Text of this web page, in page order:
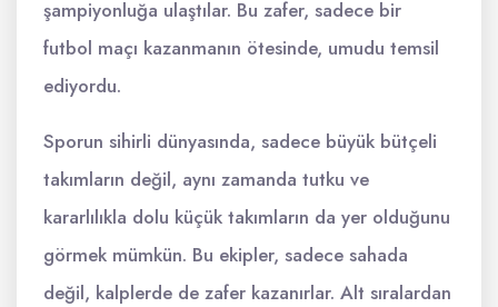
şampiyonluğa ulaştılar. Bu zafer, sadece bir
futbol maçı kazanmanın ötesinde, umudu temsil
ediyordu.
Sporun sihirli dünyasında, sadece büyük bütçeli
takımların değil, aynı zamanda tutku ve
kararlılıkla dolu küçük takımların da yer olduğunu
görmek mümkün. Bu ekipler, sadece sahada
değil, kalplerde de zafer kazanırlar. Alt sıralardan